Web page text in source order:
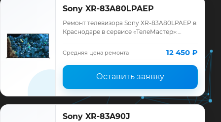
Sony XR-83A80LPAEP
Ремонт телевизора Sony XR-83A80LPAEP в
Краснодаре в сервисе «ТелеМастер»:
ремонта, запчасти и гарантия до 12
Средняя цена ремонта 12 450 ₽
Оставить заявку
Sony XR-83A90J